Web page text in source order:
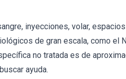
inyecciones, volar,
de gran escala, como el
no tratada es de
ayuda.